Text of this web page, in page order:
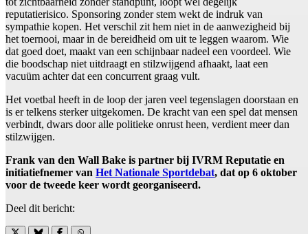
reputatierisico. Sponsoring zonder stem wekt de indruk van
sympathie kopen. Het verschil zit hem niet in de aanwezigheid bij
het toernooi, maar in de bereidheid om uit te leggen waarom. Wie
dat goed doet, maakt van een schijnbaar nadeel een voordeel. Wie
die boodschap niet uitdraagt en stilzwijgend afhaakt, laat een
vacuüm achter dat een concurrent graag vult.
Het voetbal heeft in de loop der jaren veel tegenslagen doorstaan en
is er telkens sterker uitgekomen. De kracht van een spel dat mensen
verbindt, dwars door alle politieke onrust heen, verdient meer dan
stilzwijgen.
Frank van den Wall Bake is partner bij IVRM Reputatie en
initiatiefnemer van Het Nationale Sportdebat, dat op 6 oktober
voor de tweede keer wordt georganiseerd.
Deel dit bericht: